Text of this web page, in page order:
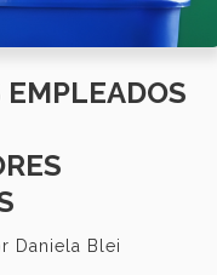
Daniela Blei